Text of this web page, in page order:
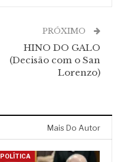
PRÓXIMO
HINO DO GALO
(Decisão com o San
Lorenzo)
Mais Do Autor
POLÍTICA